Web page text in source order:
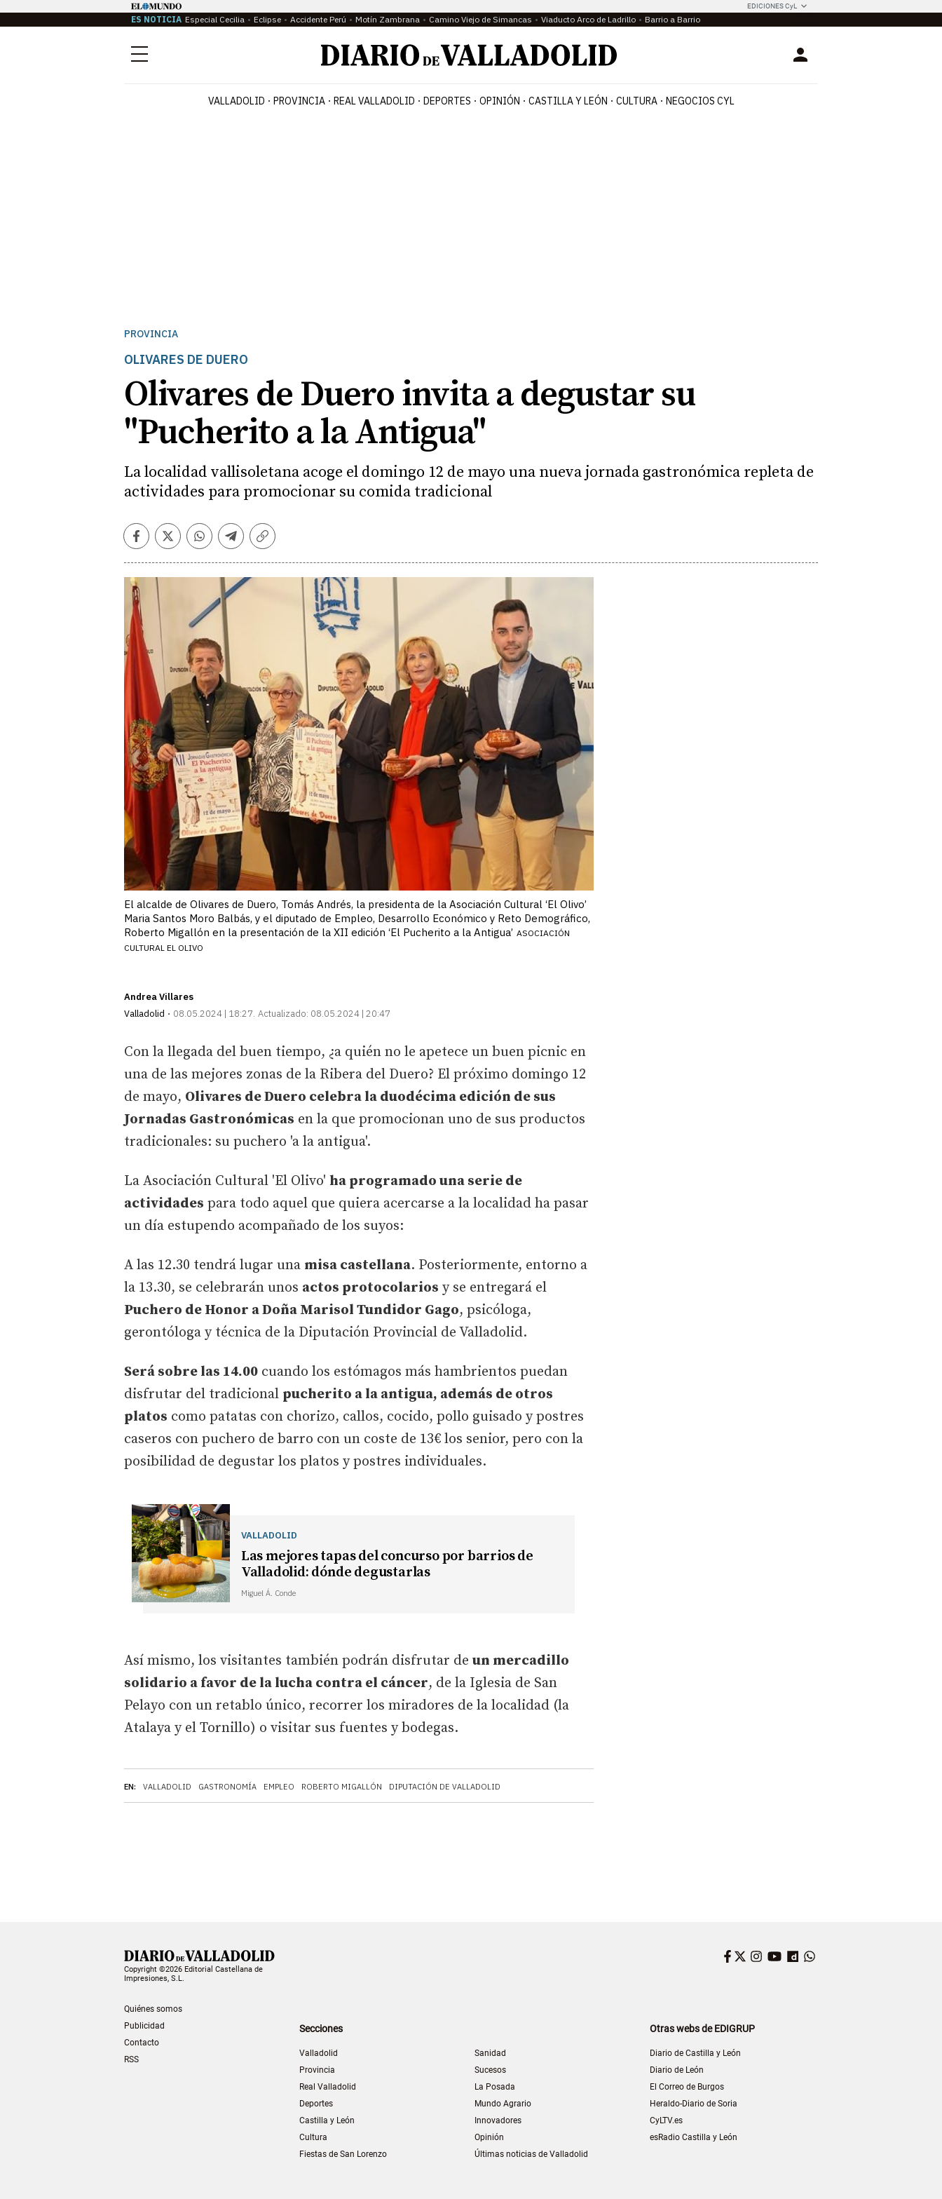
EDICIONES CyL
ES NOTICIA Especial Cecilia Eclipse Accidente Perú Motín Zambrana Camino Viejo de Simancas Viaducto Arco de Ladrillo Barrio a Barrio
Menú Login
VALLADOLID PROVINCIA REAL VALLADOLID DEPORTES OPINIÓN CASTILLA Y LEÓN CULTURA NEGOCIOS CYL
PROVINCIA
OLIVARES DE DUERO
Olivares de Duero invita a degustar su
"Pucherito a la Antigua"
La localidad vallisoletana acoge el domingo 12 de mayo una nueva jornada gastronómica repleta de
actividades para promocionar su comida tradicional
Facebook
TwitterWhatsapp
Telegram
Copiar
El alcalde de Olivares de Duero, Tomás Andrés, la presidenta de la Asociación Cultural ‘El Olivo’
Maria Santos Moro Balbás, y el diputado de Empleo, Desarrollo Económico y Reto Demográfico,
Roberto Migallón en la presentación de la XII edición ‘El Pucherito a la Antigua’ ASOCIACIÓN
CULTURAL EL OLIVO
Andrea Villares
Valladolid
08.05.2024 | 18:27 Actualizado: 08.05.2024 | 20:47
EN: VALLADOLID GASTRONOMÍA EMPLEO ROBERTO MIGALLÓN DIPUTACIÓN DE VALLADOLID
Con la llegada del buen tiempo, ¿a quién no le apetece un buen picnic en
una de las mejores zonas de la Ribera del Duero? El próximo domingo 12
de mayo, Olivares de Duero celebra la duodécima edición de sus
Jornadas Gastronómicas en la que promocionan uno de sus productos
tradicionales: su puchero 'a la antigua'.
La Asociación Cultural 'El Olivo' ha programado una serie de
actividades para todo aquel que quiera acercarse a la localidad ha pasar
un día estupendo acompañado de los suyos:
A las 12.30 tendrá lugar una misa castellana. Posteriormente, entorno a
la 13.30, se celebrarán unos actos protocolarios y se entregará el
Puchero de Honor a Doña Marisol Tundidor Gago, psicóloga,
gerontóloga y técnica de la Diputación Provincial de Valladolid.
Será sobre las 14.00 cuando los estómagos más hambrientos puedan
disfrutar del tradicional pucherito a la antigua, además de otros
platos como patatas con chorizo, callos, cocido, pollo guisado y postres
caseros con puchero de barro con un coste de 13€ los senior, pero con la
posibilidad de degustar los platos y postres individuales.
VALLADOLID
Las mejores tapas del concurso por barrios de
Valladolid: dónde degustarlas
Miguel Á. Conde
Así mismo, los visitantes también podrán disfrutar de un mercadillo
solidario a favor de la lucha contra el cáncer, de la Iglesia de San
Pelayo con un retablo único, recorrer los miradores de la localidad (la
Atalaya y el Tornillo) o visitar sus fuentes y bodegas.
Copyright ©2026 Editorial Castellana de
Impresiones, S.L.
Quiénes somos
Publicidad
Contacto
RSS
Facebook
Twitter
Instagram
YouTube
Dailymotion
Secciones
Valladolid
Provincia
Real Valladolid
Deportes
Castilla y León
Cultura
Fiestas de San Lorenzo
Sanidad
Sucesos
La Posada
Mundo Agrario
Innovadores
Opinión
Últimas noticias de Valladolid
Otras webs de EDIGRUP
Diario de Castilla y León
Diario de León
El Correo de Burgos
Heraldo-Diario de Soria
CyLTV.es
esRadio Castilla y León